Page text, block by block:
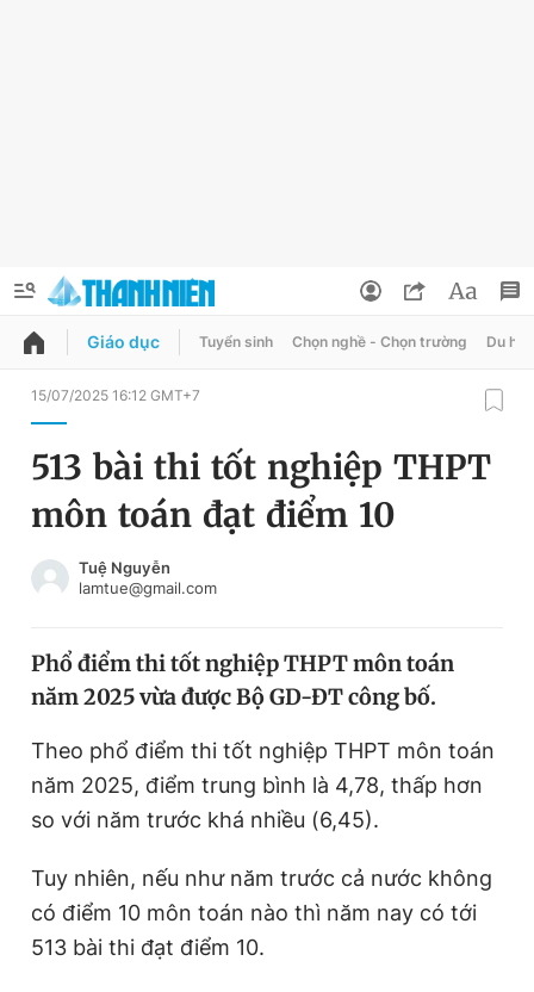
QUẢNG CÁO ĐẶT BÁO
Chuyên mục
Chuyên mục khác
Tin thị trường Tin 360
Video Magazine
Tiện ích Bạn cần biết
Đổi mật khẩu
Tin đã lưu
Tin đã xem
Đăng xuất
Giáo dục Tuyển sinh Chọn nghề - Chọn trường Du học
15/07/2025 16:12 GMT+7
513 bài thi tốt nghiệp THPT
môn toán đạt điểm 10
Tuệ Nguyễn
lamtue@gmail.com
Phổ điểm thi tốt nghiệp THPT môn toán
năm 2025 vừa được Bộ GD-ĐT công bố.
Theo phổ điểm thi tốt nghiệp THPT môn toán
năm 2025, điểm trung bình là 4,78, thấp hơn
so với năm trước khá nhiều (6,45).
Tuy nhiên, nếu như năm trước cả nước không
có điểm 10 môn toán nào thì năm nay có tới
513 bài thi đạt điểm 10.